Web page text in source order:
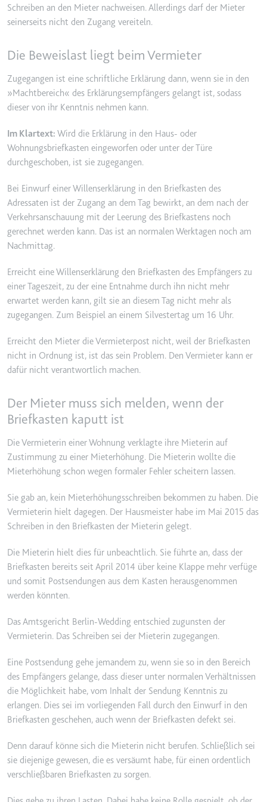
Wird verwendet, um Daten zu
Google Analytics über das Gerät
zu senden. Erfasst den Besucher
hinweg.
2 Jahre
_ga_#
Wird verwendet, um Daten zu
Google Analytics über das Gerät
und das Verhalten des Besuchers
zu senden. Erfasst den Besucher
Ablauf:
2 Jahre
Typ:
HTTP-Cookie
_gcl_au
Anbieter:
smartlaw.de
Zweck:
Wird verwendet, um die Effizienz
zu messen, indem Daten über die
Conversion-Rate der Anzeigen der
hinweg gesammelt werden.
Ablauf:
3 Monate
Typ:
HTTP-Cookie
_gcl_ls
Zweck:
Verfolgt die Konversionsrate
zwischen dem Nutzer und den
Werbebannern auf der Website -
Website.
Ablauf:
Beständig
Typ:
HTML Local Storage
__Secure-ROLLOUT_TOKEN
Anbieter:
youtube.com
Interaktion der Nutzer mit
eingebetteten Inhalten zu
verfolgen.
Ablauf:
180 Tage
YouTube-Videos zu schätzen.
Typ:
HTTP-Cookie
YSC
Anbieter:
youtube.com
Statistiken der Videos von
YouTube, die der Benutzer
gesehen hat, zu behalten.
Ablauf:
Sitzung
Typ:
HTTP-Cookie
Schreiben an den Mieter nachweisen. Allerdings darf der Mieter
seinerseits nicht den Zugang vereiteln.
Die Beweislast liegt beim Vermieter
Zugegangen ist eine schriftliche Erklärung dann, wenn sie in den
»Machtbereich« des Erklärungsempfängers gelangt ist, sodass
dieser von ihr Kenntnis nehmen kann.
Im Klartext: Wird die Erklärung in den Haus- oder
Wohnungsbriefkasten eingeworfen oder unter der Türe
durchgeschoben, ist sie zugegangen.
Bei Einwurf einer Willenserklärung in den Briefkasten des
Adressaten ist der Zugang an dem Tag bewirkt, an dem nach der
Verkehrsanschauung mit der Leerung des Briefkastens noch
gerechnet werden kann. Das ist an normalen Werktagen noch am
Nachmittag.
Erreicht eine Willenserklärung den Briefkasten des Empfängers zu
einer Tageszeit, zu der eine Entnahme durch ihn nicht mehr
erwartet werden kann, gilt sie an diesem Tag nicht mehr als
zugegangen. Zum Beispiel an einem Silvestertag um 16 Uhr.
Erreicht den Mieter die Vermieterpost nicht, weil der Briefkasten
nicht in Ordnung ist, ist das sein Problem. Den Vermieter kann er
dafür nicht verantwortlich machen.
Der Mieter muss sich melden, wenn der
Briefkasten kaputt ist
Die Vermieterin einer Wohnung verklagte ihre Mieterin auf
Zustimmung zu einer Mieterhöhung. Die Mieterin wollte die
Mieterhöhung schon wegen formaler Fehler scheitern lassen.
Sie gab an, kein Mieterhöhungsschreiben bekommen zu haben. Die
Vermieterin hielt dagegen. Der Hausmeister habe im Mai 2015 das
Schreiben in den Briefkasten der Mieterin gelegt.
Die Mieterin hielt dies für unbeachtlich. Sie führte an, dass der
Briefkasten bereits seit April 2014 über keine Klappe mehr verfüge
und somit Postsendungen aus dem Kasten herausgenommen
werden könnten.
Das Amtsgericht Berlin-Wedding entschied zugunsten der
Vermieterin. Das Schreiben sei der Mieterin zugegangen.
Eine Postsendung gehe jemandem zu, wenn sie so in den Bereich
des Empfängers gelange, dass dieser unter normalen Verhältnissen
die Möglichkeit habe, vom Inhalt der Sendung Kenntnis zu
erlangen. Dies sei im vorliegenden Fall durch den Einwurf in den
Briefkasten geschehen, auch wenn der Briefkasten defekt sei.
Denn darauf könne sich die Mieterin nicht berufen. Schließlich sei
sie diejenige gewesen, die es versäumt habe, für einen ordentlich
verschließbaren Briefkasten zu sorgen.